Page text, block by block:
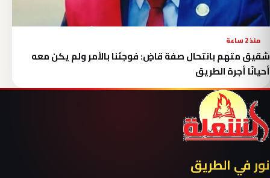
منذ 2 ساعة
شقيق متهم بانتحال صفة قاضٍ: فوجئنا بالأمر ولم يكن معه
أحيانًا أجرة الطريق
نور في الطريق